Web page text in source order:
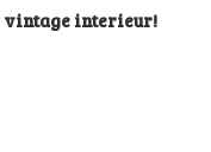
vintage interieur!